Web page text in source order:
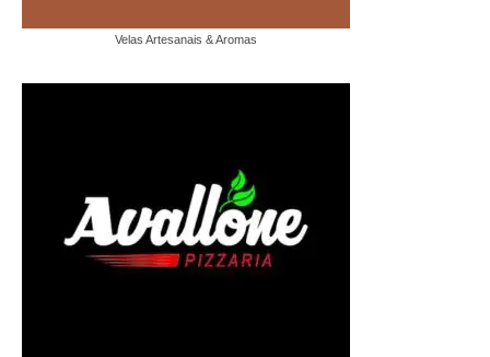
Velas Artesanais & Aromas